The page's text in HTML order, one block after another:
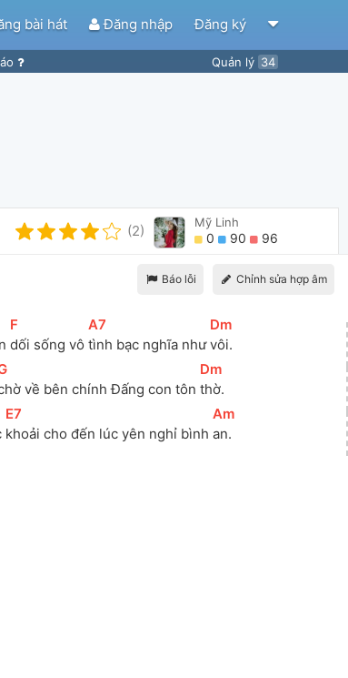
bài hát Đăng nhập Đăng ký
Quản lý 34
(2)
Mỹ Linh
0 90 96
Báo lỗi Chỉnh sửa hợp âm
[F
dối sống vô
[
A7
tình bạc nghĩa như
[Dm
vôi.
về bên chính Đấng con tôn
[Dm
thờ.
[E7
khoải cho đến lúc yên nghỉ bình
[
Am
an.